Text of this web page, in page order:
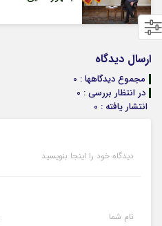
ارسال دیدگاه
مجموع دیدگاهها : 0
در انتظار بررسی : 0
انتشار یافته : 0
دیدگاه خود را اینجا بنویسید
نام شما